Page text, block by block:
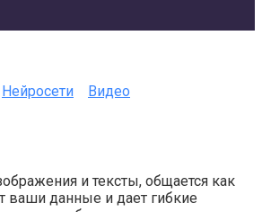
Нейросети Видео
и тексты, общается как
ваши данные и дает гибкие